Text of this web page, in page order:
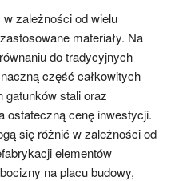
zależności od wielu
materiały. Na
do tradycyjnych
część całkowitych
gatunków stali oraz
ostateczną cenę inwestycji.
się różnić w zależności od
elementów
na placu budowy,